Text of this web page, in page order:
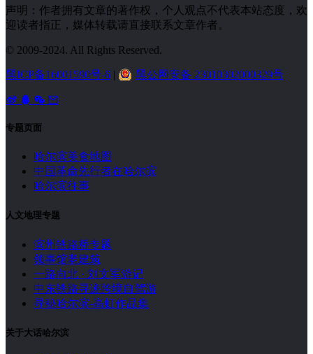
声明：作者拥有文章的著作权，个人观点不代表本站态度，欢
迎读者指正，媒体转载请直接联系文章作者。
© 2009-2024. All Rights Reserved.
黑ICP备16001590号-6 | 黑公网安备 23010302000329号
专题页面
哈尔滨美食地图
中国革命先行者在哈尔滨
哈尔滨往事
人文地理专题
滨州铁路桥专题
领事馆老建筑
一路向北 · 刘文军游记
中东铁路寻迹跨境自驾游
寻秘哈尔滨-高虹作品集
关于大话哈尔滨